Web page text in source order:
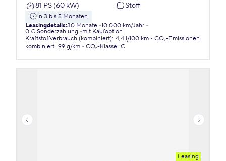
81 PS (60 kW)
Stoff
in 3 bis 5 Monaten
Leasingdetails:30 Monate 10.000 km/Jahr
0 € Sonderzahlung
mit Kaufoption
Kraftstoffverbrauch (kombiniert): 4,4 l/100 km
CO₂-Emissionen
kombiniert: 99 g/km CO₂-Klasse: C
Leasing